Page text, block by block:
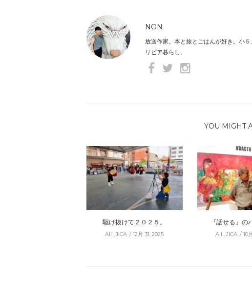
NON
放送作家。本と旅とごはんが好き。小
リビア暮らし。
YOU MIGHT
駆け抜けて２０２５。
All ,JICA 12月 31, 2025
『話せる』の
All , JICA 10